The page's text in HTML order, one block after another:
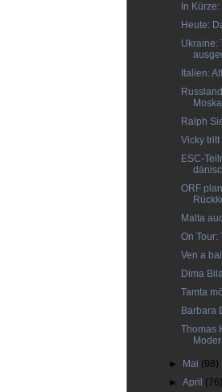
In
Heute:
Ukraine:
Italien:
Ralph
Vicky
ESC-
ORF
Malta
On Tour:
Ven a
Dima
Tamta
Barbara
Thomas
► Mai (98)
►April (76)